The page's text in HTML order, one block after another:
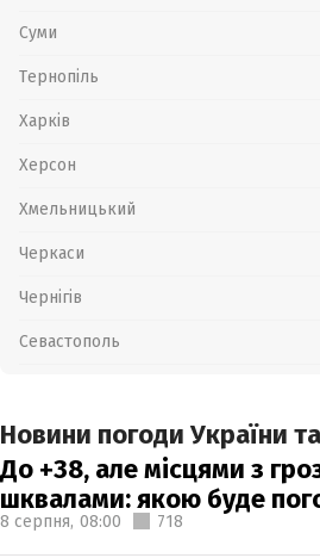
Суми
Тернопіль
Харків
Херсон
Хмельницький
Черкаси
Чернігів
Севастополь
Новини погоди України та
До +38, але місцями з
шквалами: якою буде
8 серпня, 08:00 718